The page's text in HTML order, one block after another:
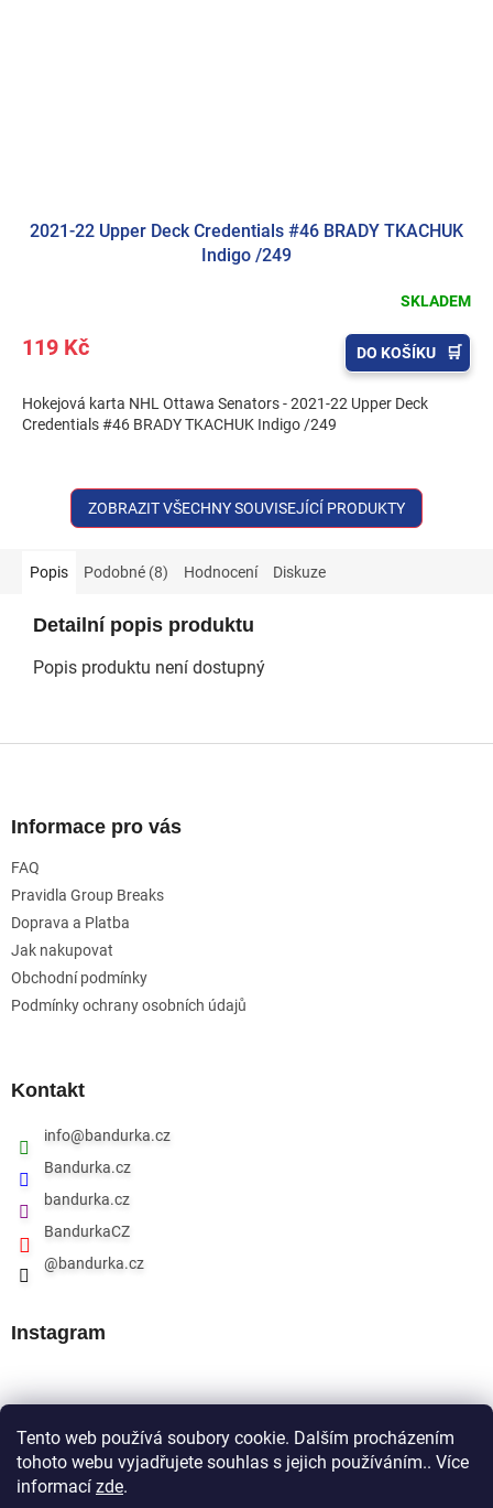
Tento web používá soubory cookie. Dalším procházením
tohoto webu vyjadřujete souhlas s jejich používáním.. Více
informací zde.
2021-22 Upper Deck Credentials #46 BRADY TKACHUK
Indigo /249
SKLADEM
119 Kč DO KOŠÍKU
Hokejová karta NHL Ottawa Senators - 2021-22 Upper Deck
Credentials #46 BRADY TKACHUK Indigo /249
ZOBRAZIT VŠECHNY SOUVISEJÍCÍ PRODUKTY
Popis Podobné (8) Hodnocení Diskuze
Detailní popis produktu
Popis produktu není dostupný
Informace pro vás
FAQ
Pravidla Group Breaks
Doprava a Platba
Jak nakupovat
Obchodní podmínky
Podmínky ochrany osobních údajů
Kontakt
info@bandurka.cz
Bandurka.cz
bandurka.cz
BandurkaCZ
@bandurka.cz
Instagram